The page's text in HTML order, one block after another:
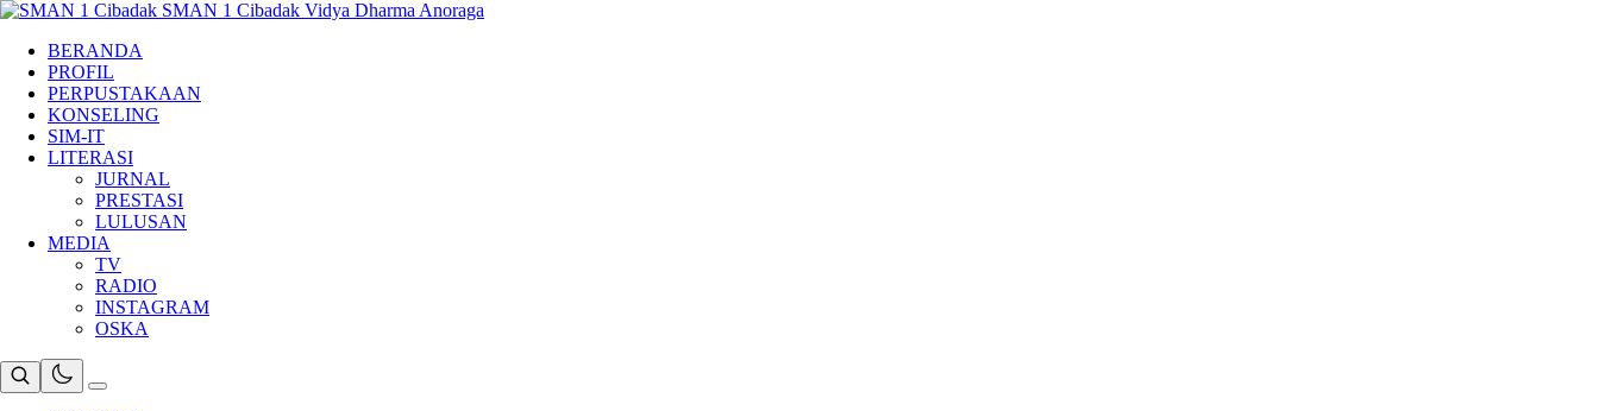
Skip
content
SMAN 1 Cibadak Vidya Dharma Anoraga
BERANDA
PROFIL
PERPUSTAKAAN
KONSELING
SIM-IT
LITERASI
JURNAL
PRESTASI
LULUSAN
MEDIA
TV
RADIO
INSTAGRAM
OSKA